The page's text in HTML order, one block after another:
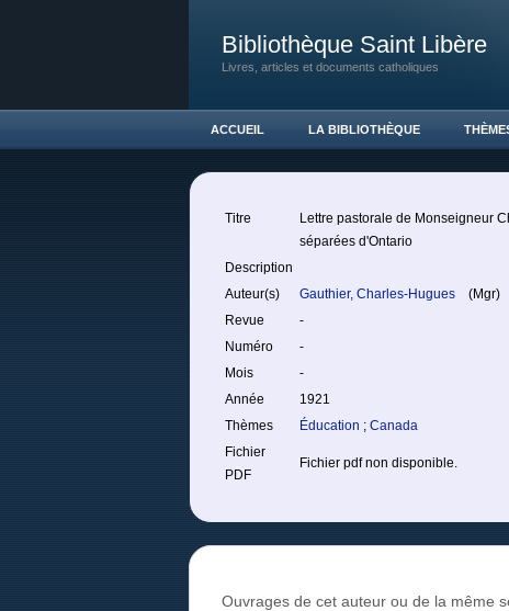
Bibliothèque Saint Libère
Livres, articles et documents catholiques
ACCUEIL LA BIBLIOTHÈQUE
Titre
Lettre pastorale de Monseigneur
séparées d'Ontario
Description
Auteur(s)
Gauthier, Charles-Hugues
(Mgr)
Revue
-
Numéro
-
Mois
-
Année
1921
Thèmes
Éducation ; Canada
Fichier
PDF
Fichier pdf non disponible.
Ouvrages de cet auteur ou de la même